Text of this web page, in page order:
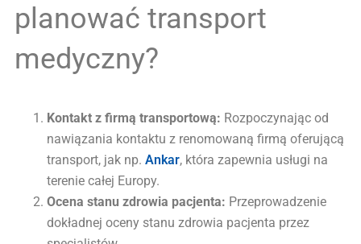
planować transport
medyczny?
Kontakt z firmą transportową: Rozpoczynając od
nawiązania kontaktu z renomowaną firmą oferującą
transport, jak np. Ankar, która zapewnia usługi na
terenie całej Europy.
Ocena stanu zdrowia pacjenta: Przeprowadzenie
dokładnej oceny stanu zdrowia pacjenta przez